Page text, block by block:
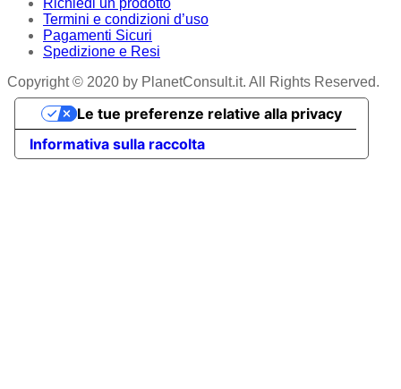
Richiedi un prodotto
Termini e condizioni d’uso
Pagamenti Sicuri
Spedizione e Resi
Copyright © 2020 by PlanetConsult.it. All Rights Reserved.
Informativa sulla raccolta
Le tue preferenze relative alla privacy